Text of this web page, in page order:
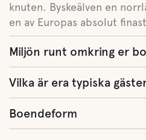
knuten. Byskeälven en
en av Europas absolut
Miljön runt omkring er
Vilka är era typiska
Boendeform